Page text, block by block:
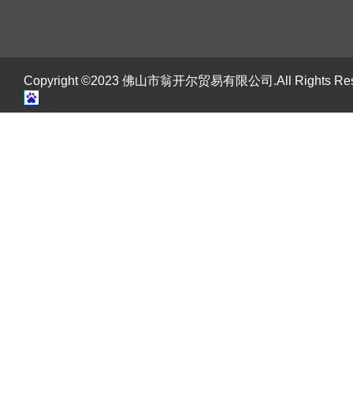
Copyright ©2023 佛山市翁开尔贸易有限公司.All Rights